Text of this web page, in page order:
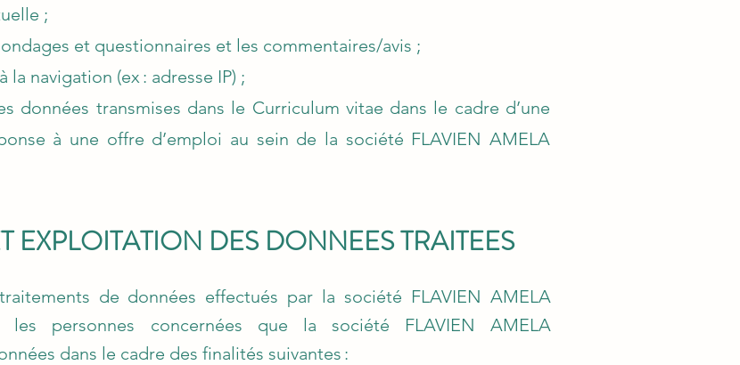
;
et questionnaires et les commentaires/avis ;
navigation (ex : adresse IP) ;
données transmises dans le Curriculum vitae dans le cadre d’une
à une offre d’emploi au sein de la société FLAVIEN AMELA
EXPLOITATION DES DONNEES TRAITEES
de données effectués par la société FLAVIEN AMELA
les personnes concernées que la société FLAVIEN AMELA
dans le cadre des finalités suivantes :